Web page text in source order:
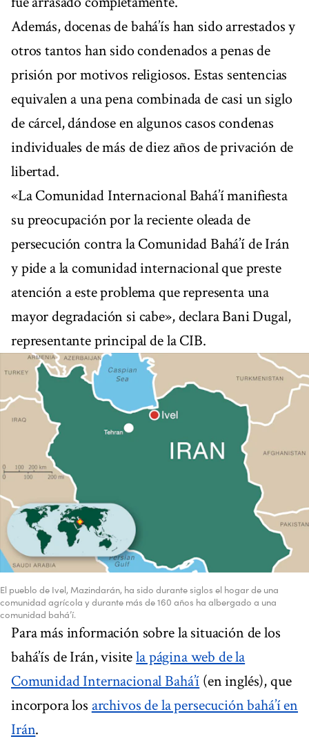
Además, docenas de bahá’ís han sido arrestados y
otros tantos han sido condenados a penas de
prisión por motivos religiosos. Estas sentencias
equivalen a una pena combinada de casi un siglo
de cárcel, dándose en algunos casos condenas
individuales de más de diez años de privación de
libertad.
«La Comunidad Internacional Bahá’í manifiesta
su preocupación por la reciente oleada de
persecución contra la Comunidad Bahá’í de Irán
y pide a la comunidad internacional que preste
atención a este problema que representa una
mayor degradación si cabe», declara Bani Dugal,
representante principal de la CIB.
El pueblo de Ivel, Mazindarán, ha sido durante siglos el hogar de una
comunidad agrícola y durante más de 160 años ha albergado a una
comunidad bahá’í.
Para más información sobre la situación de los
bahá’ís de Irán, visitela página web de la
Comunidad Internacional Bahá’í (en inglés), que
incorpora los archivos de la persecución bahá’í en
Irán.